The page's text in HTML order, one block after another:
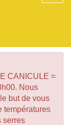
CANICULE =
Nous
but de vous
températures
serres